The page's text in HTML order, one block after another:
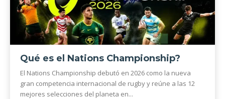
Qué es el Nations Championship?
El Nations Championship debutó en 2026 como la nueva
gran competencia internacional de rugby y reúne a las 12
mejores selecciones del planeta en...